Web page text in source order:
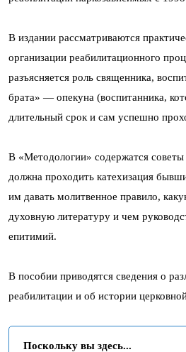
В издании рассматриваются
организации реабилитационного
разъясняется роль священника,
брата» — опекуна (воспитанника,
длительный срок и сам успешно
В «Методологии» содержатся
должна проходить катехизация
им давать молитвенное правило,
духовную литературу и чем
епитимий.
В пособии приводятся сведения о
реабилитации и об истории
Поскольку вы здесь...